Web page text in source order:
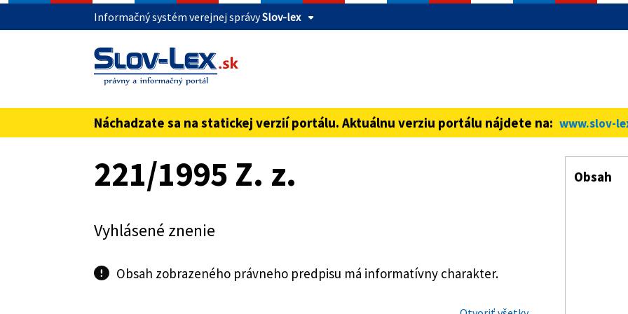
Informačný systém verejnej správySlov-lex
Táto stránka je zabezpečená
Buďte pozorní a vždy sa uistite, že zdieľate informácie iba cez zabezpečenú
pred názvom domény webového sídla.
Náchadzate sa na statickej verzií portálu. Aktuálnu verziu portálu nájdete na: www.slov-
Preskoč na obsah221/1995 Z. z.
Vyhlásené znenie
Obsah zobrazeného právneho predpisu má informatívny charakter.
Obsah